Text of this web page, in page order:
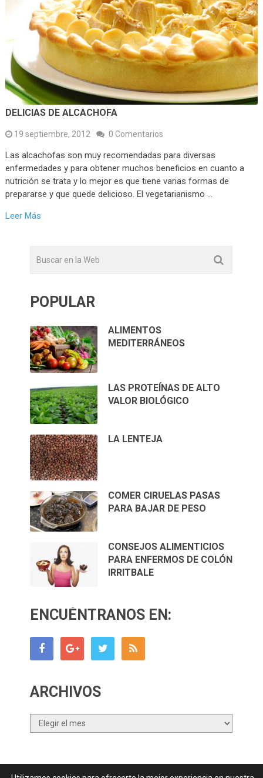
DELICIAS DE ALCACHOFA
19 septiembre, 2012 0 Comentarios
Las alcachofas son muy recomendadas para diversas
enfermedades y para obtener muchos beneficios en cuanto a
nutrición se trata y lo mejor es que tiene varias formas de
prepararse y que quede delicioso. El vegetarianismo …
Leer Más
POPULAR
ALIMENTOS
MEDITERRÁNEOS
LAS PROTEÍNAS DE ALTO
VALOR BIOLÓGICO
LA LENTEJA
COMER CIRUELAS PASAS
PARA BAJAR DE PESO
CONSEJOS ALIMENTICIOS
PARA ENFERMOS DE COLÓN
IRRITBALE
ENCUÉNTRANOS EN:
ARCHIVOS
Archivos